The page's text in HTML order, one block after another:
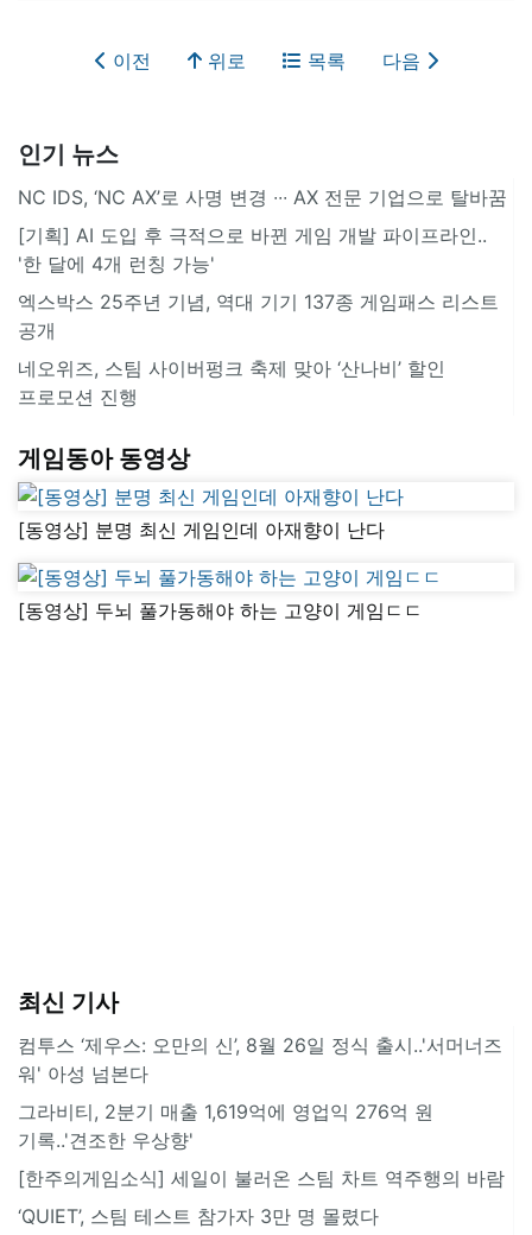
이전 위로 목록 다음
인기 뉴스
NC IDS, ‘NC AX’로 사명 변경 ∙∙∙ AX 전문 기업으로 탈바꿈
[기획] AI 도입 후 극적으로 바뀐 게임 개발 파이프라인..
'한 달에 4개 런칭 가능'
엑스박스 25주년 기념, 역대 기기 137종 게임패스 리스트
공개
네오위즈, 스팀 사이버펑크 축제 맞아 ‘산나비’ 할인
프로모션 진행
게임동아 동영상
[동영상] 분명 최신 게임인데 아재향이 난다
[동영상] 두뇌 풀가동해야 하는 고양이 게임ㄷㄷ
최신 기사
컴투스 ‘제우스: 오만의 신’, 8월 26일 정식 출시..'서머너즈
워' 아성 넘본다
그라비티, 2분기 매출 1,619억에 영업익 276억 원
기록..'견조한 우상향'
[한주의게임소식] 세일이 불러온 스팀 차트 역주행의 바람
‘QUIET’, 스팀 테스트 참가자 3만 명 몰렸다